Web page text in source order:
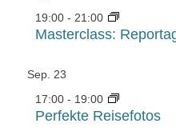
19:00 - 21:00
Masterclass:
Sep. 23
17:00 - 19:00
Perfekte Reisefotos